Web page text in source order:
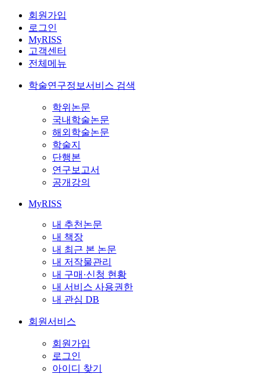
회원가입
로그인
MyRISS
고객센터
전체메뉴
학술연구정보서비스 검색
학위논문
국내학술논문
해외학술논문
학술지
단행본
연구보고서
공개강의
MyRISS
내 추천논문
내 책장
내 최근 본 논문
내 저작물관리
내 구매·신청 현황
내 서비스 사용권한
내 관심 DB
회원서비스
회원가입
로그인
아이디 찾기